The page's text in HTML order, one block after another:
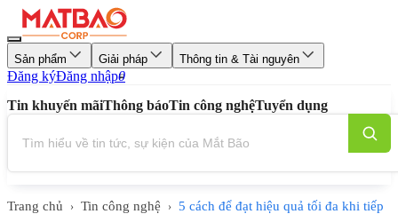
Sản phẩm Giải pháp Thông tin & Tài nguyên
Đăng kýĐăng nhập0
Tin khuyến mãiThông báoTin công nghệTuyển dụng
Trang chủ › Tin công nghệ › 5 cách để đạt hiệu quả tối đa khi tiếp